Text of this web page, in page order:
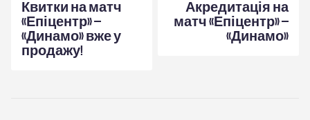
Квитки на матч
«Епіцентр» –
«Динамо» вже у
продажу!
Акредитація на
матч «Епіцентр» –
«Динамо»